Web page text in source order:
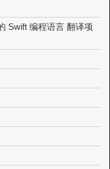
Swift 编程语言 翻译项